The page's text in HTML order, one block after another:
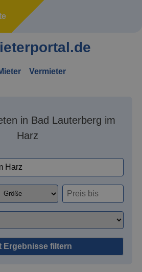
Vermieter
in Bad Lauterberg im
Harz
Ergebnisse filtern